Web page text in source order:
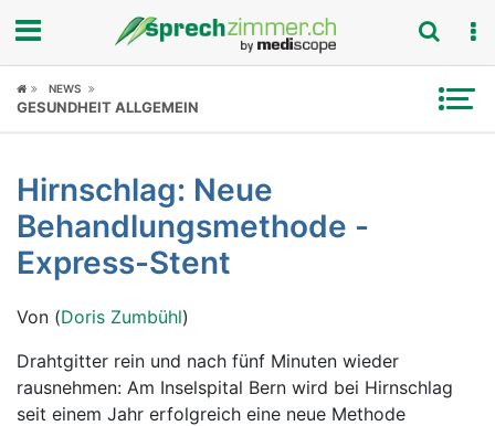
Fokus
Symptome
Untersuchungen
News
Ratgeber
Rubriken
NEWS
GESUNDHEIT ALLGEMEIN
Hirnschlag: Neue
Behandlungsmethode -
Express-Stent
Von (Doris Zumbühl)
Drahtgitter rein und nach fünf Minuten wieder
rausnehmen: Am Inselspital Bern wird bei Hirnschlag
seit einem Jahr erfolgreich eine neue Methode